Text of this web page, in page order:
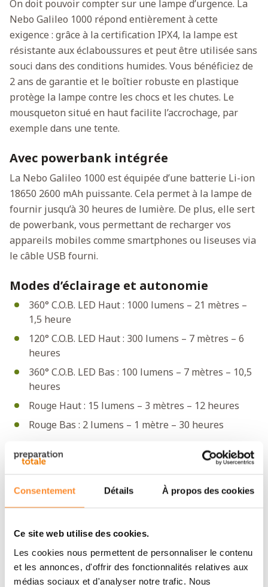
Consentement Détails À propos des cookies
Ce site web utilise des cookies.
Les cookies nous permettent de personnaliser le contenu
et les annonces, d'offrir des fonctionnalités relatives aux
médias sociaux et d'analyser notre trafic. Nous
On doit pouvoir compter sur une lampe d’urgence. La
Nebo Galileo 1000 répond entièrement à cette
exigence : grâce à la certification IPX4, la lampe est
résistante aux éclaboussures et peut être utilisée sans
souci dans des conditions humides. Vous bénéficiez de
2 ans de garantie et le boîtier robuste en plastique
protège la lampe contre les chocs et les chutes. Le
mousqueton situé en haut facilite l’accrochage, par
exemple dans une tente.
Avec powerbank intégrée
La Nebo Galileo 1000 est équipée d’une batterie Li-ion
18650 2600 mAh puissante. Cela permet à la lampe de
fournir jusqu’à 30 heures de lumière. De plus, elle sert
de powerbank, vous permettant de recharger vos
appareils mobiles comme smartphones ou liseuses via
le câble USB fourni.
Modes d’éclairage et autonomie
360° C.O.B. LED Haut : 1000 lumens – 21 mètres –
1,5 heure
120° C.O.B. LED Haut : 300 lumens – 7 mètres – 6
heures
360° C.O.B. LED Bas : 100 lumens – 7 mètres – 10,5
heures
Rouge Haut : 15 lumens – 3 mètres – 12 heures
Rouge Bas : 2 lumens – 1 mètre – 30 heures
Spécifications
Marque Nebo
Nombre de modes
5